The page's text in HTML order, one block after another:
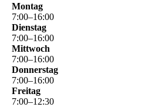
Montag
7:00–16:00
Dienstag
7:00–16:00
Mittwoch
7:00–16:00
Donnerstag
7:00–16:00
Freitag
7:00–12:30